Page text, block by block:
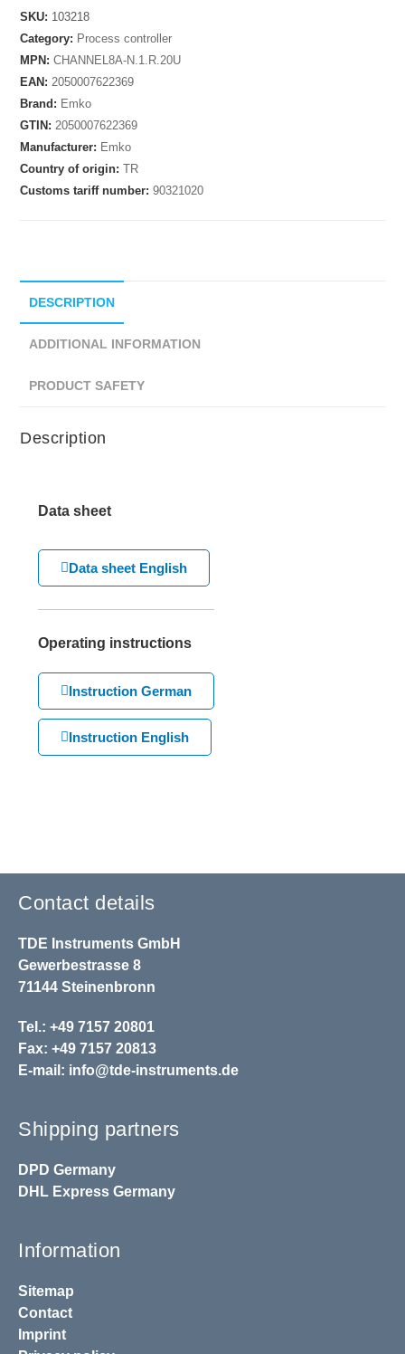
SKU: 103218
Category: Process controller
MPN:CHANNEL8A-N.1.R.20U
EAN:2050007622369
Brand: Emko
GTIN:2050007622369
Manufacturer: Emko
Country of origin:TR
Customs tariff number:90321020
DESCRIPTION
ADDITIONAL INFORMATION
PRODUCT SAFETY
Description
Data sheet
Data sheet English
Operating instructions
Instruction German
Instruction English
Contact details
TDE Instruments GmbH
Gewerbestrasse 8
71144 Steinenbronn
Tel.: +49 7157 20801
Fax: +49 7157 20813
E-mail: info@tde-instruments.de
Shipping partners
DPD Germany
DHL Express Germany
Information
Sitemap
Contact
Imprint